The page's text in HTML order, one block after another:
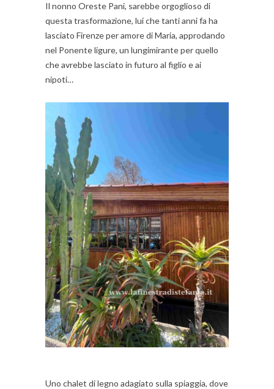
Il nonno Oreste Pani, sarebbe orgoglioso di
questa trasformazione, lui che tanti anni fa ha
lasciato Firenze per amore di Maria, approdando
nel Ponente ligure, un lungimirante per quello
che avrebbe lasciato in futuro al figlio e ai
nipoti…
Uno chalet di legno adagiato sulla spiaggia, dove